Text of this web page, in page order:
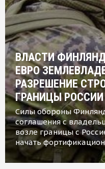
ВЛАСТИ
ЕВРО
РАЗРЕШЕНИЕ
ГРАНИЦЫ РОССИИ
Силы обороны
соглашения с
возле границы с
начать